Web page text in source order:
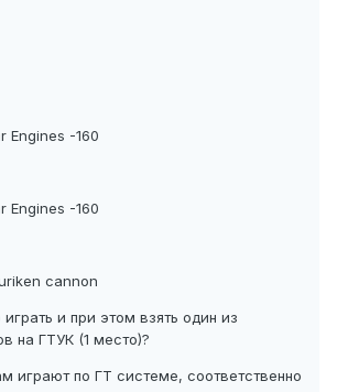
Engines -160
Engines -160
cannon
и при этом взять один из
на ГТУК (1 место)?
играют по ГТ системе, соответственно